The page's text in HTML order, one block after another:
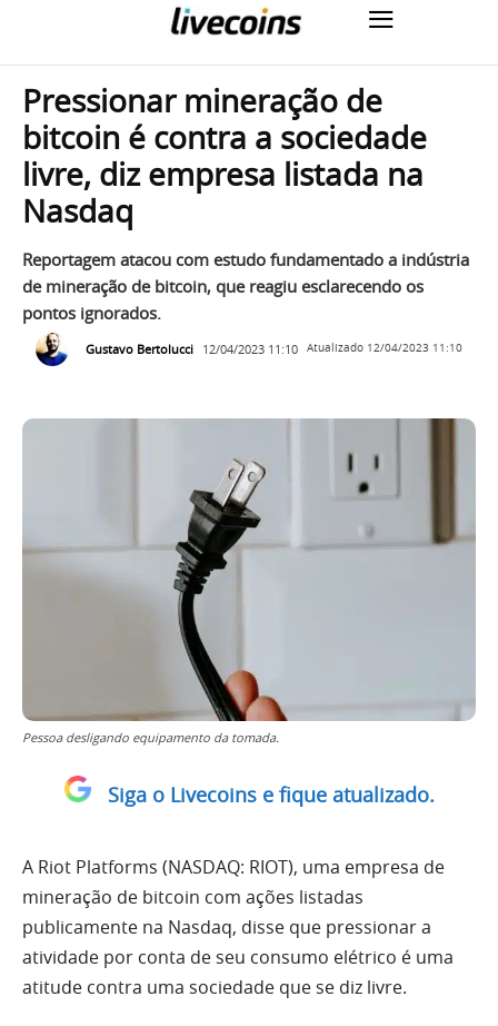
Pressionar mineração de
bitcoin é contra a sociedade
livre, diz empresa listada na
Nasdaq
Reportagem atacou com estudo fundamentado a indústria
de mineração de bitcoin, que reagiu esclarecendo os
pontos ignorados.
Gustavo Bertolucci 12/04/2023 11:10 Atualizado 12/04/2023 11:10
Pessoa desligando equipamento da tomada.
Siga o Livecoins e fique atualizado.
A Riot Platforms (NASDAQ: RIOT), uma empresa de
mineração de bitcoin com ações listadas
publicamente na Nasdaq, disse que pressionar a
atividade por conta de seu consumo elétrico é uma
atitude contra uma sociedade que se diz livre.